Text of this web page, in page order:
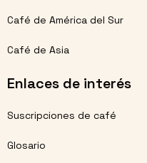
Café de América del Sur
Café de Asia
Enlaces de interés
Suscripciones de café
Glosario